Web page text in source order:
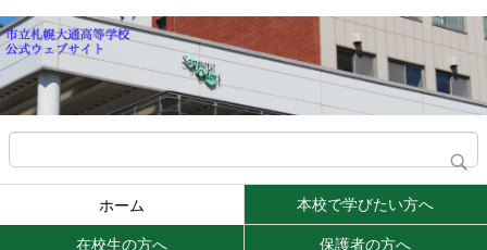
ホーム 本校で学びたい方へ
在校生の方へ 保護者の方へ